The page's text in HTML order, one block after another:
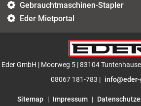
Gebrauchtmaschinen-Stapler
Eder Mietportal
Eder GmbH | Moorweg 5 | 83104
08067 181-783 |
Sitemap | Impressum |